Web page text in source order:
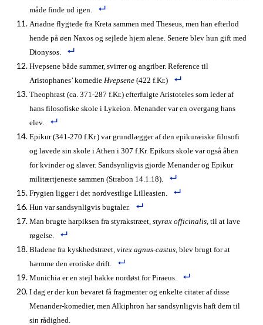
måde finde ud igen.
Ariadne flygtede fra Kreta sammen med Theseus, men han efterlod
hende på øen Naxos og sejlede hjem alene. Senere blev hun gift med
Dionysos.
Hvepsene både summer, svirrer og angriber. Reference til
Aristophanes’ komedie Hvepsene (422 f.Kr.)
Theophrast (ca. 371-287 f.Kr.) efterfulgte Aristoteles som leder af
hans filosofiske skole i Lykeion. Menander var en overgang hans
elev.
Epikur (341-270 f.Kr.) var grundlægger af den epikuræiske filosofi
og lavede sin skole i Athen i 307 f.Kr. Epikurs skole var også åben
for kvinder og slaver. Sandsynligvis gjorde Menander og Epikur
militærtjeneste sammen (Strabon 14.1.18).
Frygien ligger i det nordvestlige Lilleasien.
Hun var sandsynligvis bugtaler.
Man brugte harpiksen fra styrakstræet, styrax officinalis, til at lave
røgelse.
Bladene fra kyskhedstræet, vitex agnus-castus, blev brugt for at
hæmme den erotiske drift.
Munichia er en stejl bakke nordøst for Piraeus.
I dag er der kun bevaret få fragmenter og enkelte citater af disse
Menander-komedier, men Alkiphron har sandsynligvis haft dem til
sin rådighed.